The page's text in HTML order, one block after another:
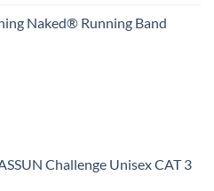
Naked® Running Band
Challenge Unisex CAT 3